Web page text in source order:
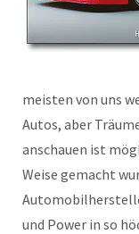
meisten von uns
Autos, aber
anschauen ist
Weise gemacht
und Power in so